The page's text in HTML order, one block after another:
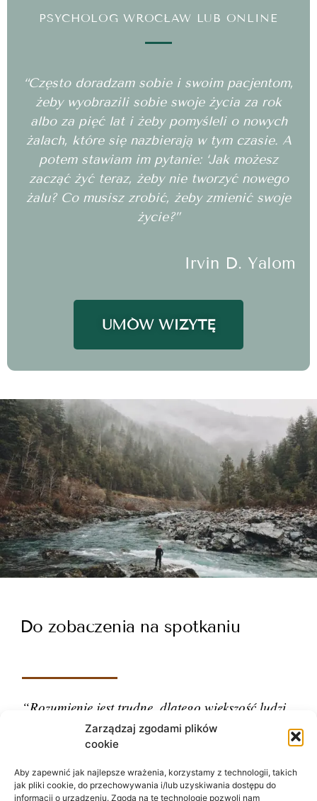
Zarządzaj zgodami plików
cookie
Aby zapewnić jak najlepsze wrażenia, korzystamy z technologii, takich
jak pliki cookie, do przechowywania i/lub uzyskiwania dostępu do
informacji o urządzeniu. Zgoda na te technologie pozwoli nam
PSYCHOLOG WROCŁAW LUB ONLINE
“Często doradzam sobie i swoim pacjentom,
żeby wyobrazili sobie swoje życia za rok
albo za pięć lat i żeby pomyśleli o nowych
żalach, które się nazbierają w tym czasie. A
potem stawiam im pytanie: ‘Jak możesz
zacząć żyć teraz, żeby nie tworzyć nowego
żalu? Co musisz zrobić, żeby zmienić swoje
życie?”
Irvin D. Yalom
UMÓW WIZYTĘ
Do zobaczenia na spotkaniu
“Rozumienie jest trudne, dlatego większość ludzi
– Carl Gustav Jung